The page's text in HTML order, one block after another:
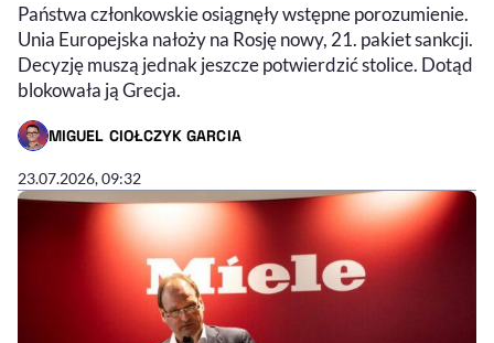
Państwa członkowskie osiągnęły wstępne porozumienie.
Unia Europejska nałoży na Rosję nowy, 21. pakiet sankcji.
Decyzję muszą jednak jeszcze potwierdzić stolice. Dotąd
blokowała ją Grecja.
MIGUEL CIOŁCZYK GARCIA
- AUTOR ARTYKUŁU - PROFIL
23.07.2026, 09:32